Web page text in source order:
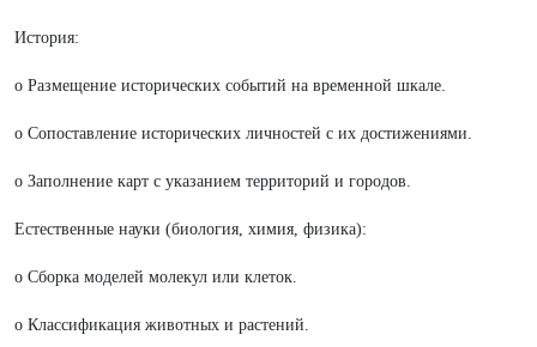
История:
o Размещение исторических событий на временной шкале.
o Сопоставление исторических личностей с их достижениями.
o Заполнение карт с указанием территорий и городов.
Естественные науки (биология, химия, физика):
o Сборка моделей молекул или клеток.
o Классификация животных и растений.